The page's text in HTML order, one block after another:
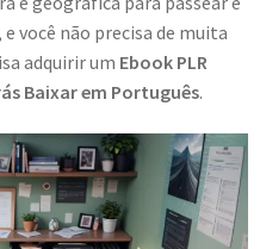
você não precisa de muita
adquirir um Ebook PLR
Baixar em Português.